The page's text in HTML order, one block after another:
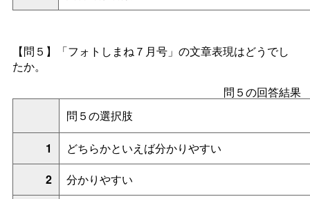
【問５】「フォトしまね７月号」の文章表現はどうでし
たか。
問５の回答結果
問５の選択肢
1
どちらかといえば分かりやすい
2
分かりやすい